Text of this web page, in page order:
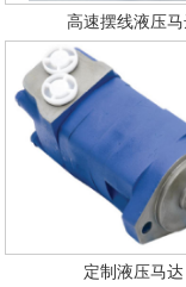
高速摆线液压马
定制液压马达